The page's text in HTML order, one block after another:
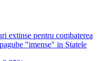
extinse pentru combaterea
"imense" in Statele